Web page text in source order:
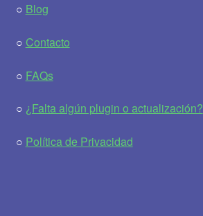
○ Blog
○ Contacto
○ FAQs
○ ¿Falta algún plugin o actualización?
○ Política de Privacidad